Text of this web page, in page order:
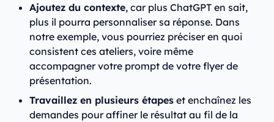
Ajoutez du contexte, car plus ChatGPT en sait,
plus il pourra personnaliser sa réponse. Dans
notre exemple, vous pourriez préciser en quoi
consistent ces ateliers, voire même
accompagner votre prompt de votre flyer de
présentation.
Travaillez en plusieurs étapes et enchaînez les
demandes pour affiner le résultat au fil de la